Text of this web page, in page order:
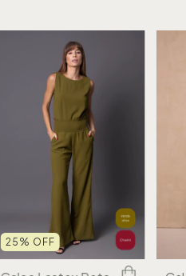
25 % OFF